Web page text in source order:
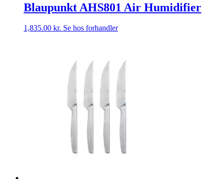
Blaupunkt AHS801 Air Humidifier
1,835.00 kr. Se hos forhandler